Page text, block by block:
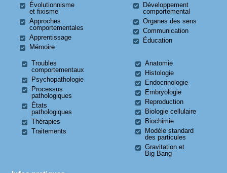
Évolutionnisme
et fixisme
Approches
comportementales
Apprentissage
Mémoire
Développement
comportemental
Organes des sens
Communication
Éducation
Troubles
comportementaux
Psychopathologie
Processus
pathologiques
États
pathologiques
Thérapies
Traitements
Anatomie
Histologie
Endocrinologie
Embryologie
Reproduction
Biologie cellulaire
Biochimie
Modèle standard
des particules
Gravitation et
Big Bang